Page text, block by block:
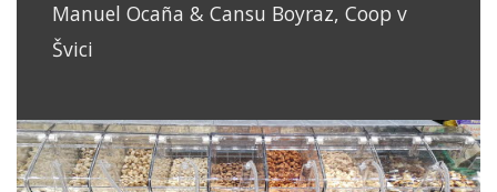
Manuel Ocaña & Cansu Boyraz, Coop v
Švici